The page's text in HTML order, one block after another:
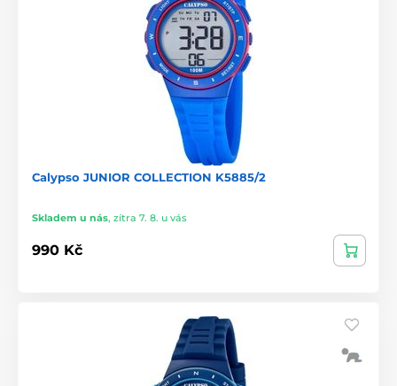
Calypso JUNIOR COLLECTION K5885/2
Skladem u nás, zítra 7. 8. u vás
990 Kč